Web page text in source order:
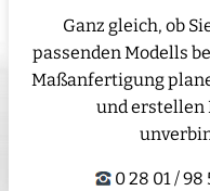
Ganz gleich, ob
passenden Modells
Maßanfertigung
und erstellen
0 28 01 / 98